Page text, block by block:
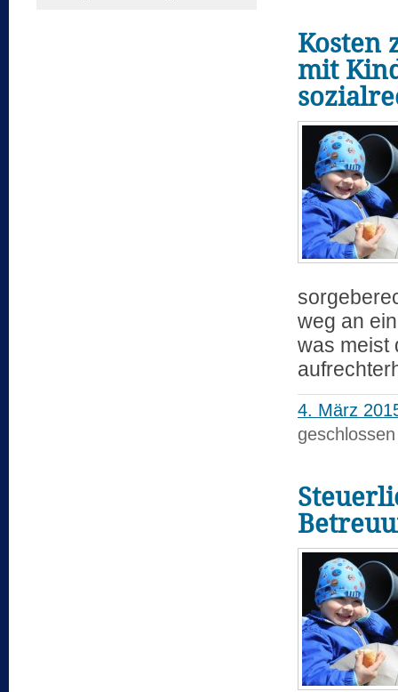
Kosten
mit
weg an
was meist
4. März
geschlossen